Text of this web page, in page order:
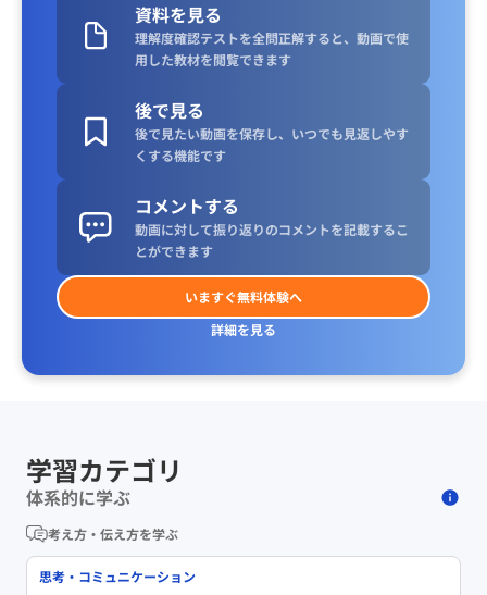
資料を見る
理解度確認テストを全問正解すると、動画で使
用した教材を閲覧できます
後で見る
後で見たい動画を保存し、いつでも見返しやす
くする機能です
コメントする
動画に対して振り返りのコメントを記載するこ
とができます
いますぐ無料体験へ
詳細を見る
学習カテゴリ
体系的に学ぶ
考え方・伝え方を学ぶ
思考・コミュニケーション